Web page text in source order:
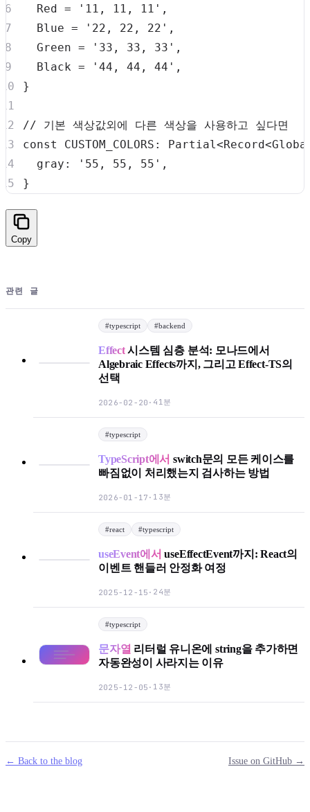
  Red
= '11, 11, 11' ,
  Blue
= '22, 22, 22' ,
  Green
= '33, 33, 33' ,
  Black
= '44, 44, 44' ,
}
// 기본 색상값외에 다른 색상을 사용하고 싶다면
const
CUSTOM_COLORS : Partial<Record<
  gray
: '55, 55, 55' ,
}
Copy
관련 글
#typescript #backend
Effect시스템 심층 분석: 모나드에서
Algebraic Effects까지, 그리고 Effect-TS의
선택
2026-02-20 · 41분
#typescript
TypeScript에서 switch문의 모든 케이스를
빠짐없이 처리했는지 검사하는 방법
2026-01-17 · 13분
#react #typescript
useEvent에서 useEffectEvent까지: React의
이벤트 핸들러 안정화 여정
2025-12-15 · 24분
#typescript
문자열 리터럴 유니온에 string을 추가하면
자동완성이 사라지는 이유
2025-12-05 · 13분
← Back to the blog Issue on GitHub →